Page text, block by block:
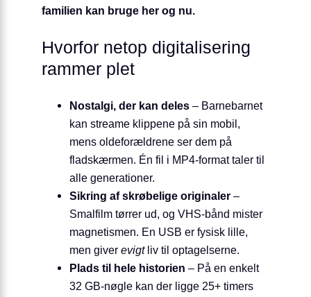
familien kan bruge her og nu.
Hvorfor netop digitalisering
rammer plet
Nostalgi, der kan deles – Barnebarnet
kan streame klippene på sin mobil,
mens oldeforældrene ser dem på
fladskærmen. Én fil i MP4-format taler til
alle generationer.
Sikring af skrøbelige originaler –
Smalfilm tørrer ud, og VHS-bånd mister
magnetismen. En USB er fysisk lille,
men giver evigtliv til optagelserne.
Plads til hele historien – På en enkelt
32 GB-nøgle kan der ligge 25+ timers